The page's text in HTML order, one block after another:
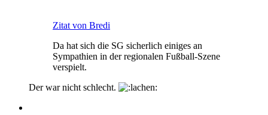
Zitat von Bredi
Da hat sich die SG sicherlich einiges an
Sympathien in der regionalen Fußball-Szene
verspielt.
Der war nicht schlecht.